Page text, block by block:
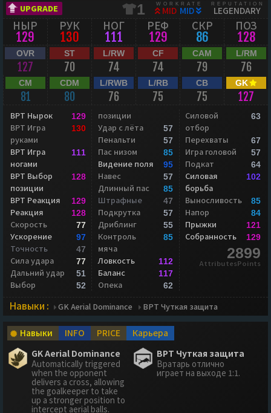
UPGRADE 1 WORKRATE
MID MID
REPUTATION
LEGENDARY
НЫР
129
РУК
130
НОГ
111
РЕФ
129
СКР
86
ПОЗ
128
OVR
127
ST
70
L/RW
74
CF
74
CAM
79
L/RM
76
CM
81
CDM
80
L/RWB
76
L/RB
75
CB
75
GK
127
ВРТ Нырок 129
ВРТ Игра
руками
130
ВРТ Игра
ногами
111
ВРТ Выбор
позиции
128
ВРТ Реакция 129
Реакция 128
Скорость 77
Ускорение 97
Точность 47
Сила удара 77
Дальний удар 51
Выбор
позиции
52
Удар с лёта 57
Пенальти 57
Пас низом 85
Видение поля 95
Навес 57
Длинный пас 85
Штрафные 47
Подкрутка 57
Дриблинг 55
Контроль
мяча
85
Ловкость 112
Баланс 117
Опека 62
Силовой
отбор
63
Перехваты 67
Игра головой 57
Подкат 64
Силовая
борьба
102
Выносливость 85
Напор 84
Прыжки 121
Собранность 129
2899
AttributesPoints
Навыки : GK Aerial Dominance ВРТ Чуткая защита
Навыки INFO PRICE
Карьера
GK Aerial Dominance
Automatically triggered
when the opponent
delivers a cross, allowing
the goalkeeper to take
up a stronger position to
intercept aerial balls.
ВРТ Чуткая защита
Вратарь отлично
играет на выходе 1:1.